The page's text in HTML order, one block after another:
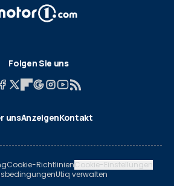
Folgen Sie uns
unsAnzeigenKontakt
Cookie-RichtlinienCookie-Einstellungen
Utiq verwalten